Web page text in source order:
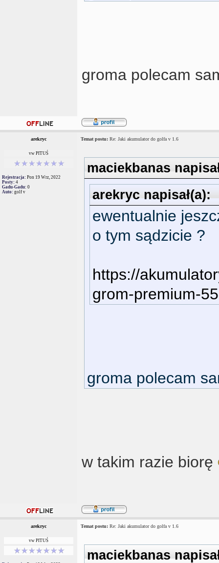
groma polecam
arekryc Temat postu: Re: Jaki akumulator do golfa v 1.6
vw PITUŚ
Rejestracja: Pon 19 Wrz, 2022
Posty: 4
Gadu-Gadu: 0
Auto: golf v
maciekbanas
arekryc napisał(a):
ewentualnie
o tym sądzicie ?
https://
grom-premium-
groma polecam
w takim razie biorę
arekryc Temat postu: Re: Jaki akumulator do golfa v 1.6
vw PITUŚ
maciekbanas